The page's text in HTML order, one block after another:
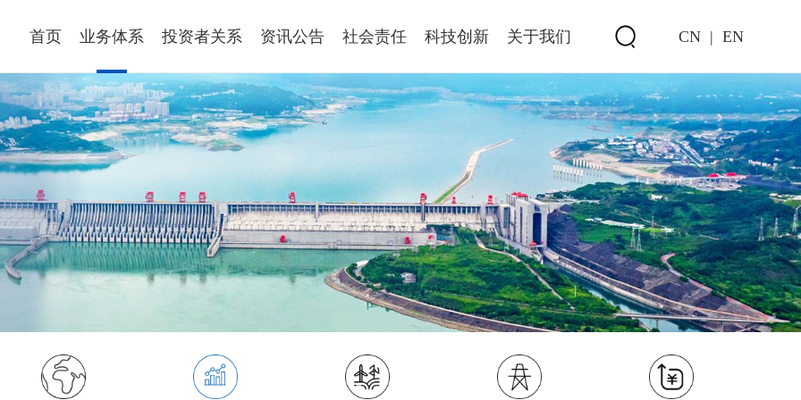
首页 业务体系 投资者关系 资讯公告 社会责任 科技创新 关于我们 CN | EN